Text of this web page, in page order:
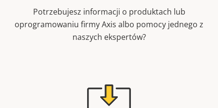
Potrzebujesz informacji o produktach lub
oprogramowaniu firmy Axis albo pomocy jednego z
naszych ekspertów?